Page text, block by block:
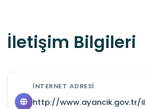
kamera kaydı
İletişim Bilgileri
İNTERNET ADRESI
http://www.ayancik.gov.tr/